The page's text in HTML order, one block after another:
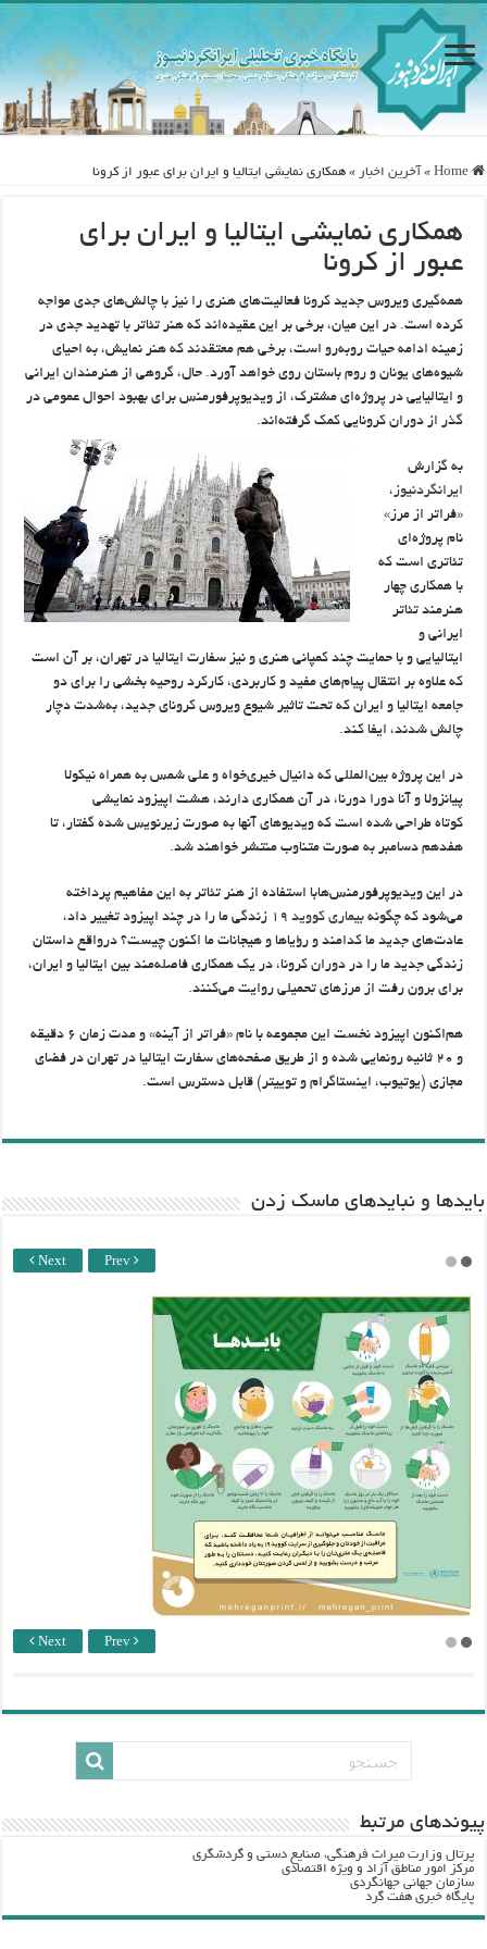
Home
» آخرین اخبار » همکاری نمایشی ایتالیا و ایران برای عبور از کرونا
همکاری نمایشی ایتالیا و ایران برای
عبور از کرونا
همه‌گیری ویروس جدید کرونا فعالیت‌های هنری را نیز با چالش‌های جدی مواجه
کرده است. در این میان، برخی بر این عقیده‌اند که هنر تئاتر با تهدید جدی در
زمینه ادامه حیات روبه‌رو است، برخی هم معتقدند که هنر نمایش، به احیای
شیوه‌های یونان و روم باستان روی خواهد آورد. حال، گروهی از هنرمندان ایرانی
و ایتالیایی در پروژه‌ای مشترک، از ویدیوپرفورمنس برای بهبود احوال عمومی در
گذر از دوران کرونایی کمک گرفته‌اند.
به گزارش
ایرانگردنیوز،
«فراتر از مرز»
نام پروژه‌ای
تئاتری است که
با همکاری چهار
هنرمند تئاتر
ایرانی و
ایتالیایی و با حمایت چند کمپانی هنری و نیز سفارت ایتالیا در تهران، بر آن است
که علاوه بر انتقال پیام‌های مفید و کاربردی، کارکرد روحیه بخشی را برای دو
جامعه ایتالیا و ایران که تحت تاثیر شیوع ویروس کرونای جدید، به‌شدت دچار
چالش شدند، ایفا کند.
در این پروژه بین‌المللی که دانیال خیری‌خواه و علی شمس به همراه نیکولا
پیانزولا و آنا دورا دورنا، در آن همکاری دارند، هشت اپیزود نمایشی
کوتاه طراحی شده است که ویدیوهای آنها به صورت زیرنویس شده گفتار، تا
هفدهم دسامبر به صورت متناوب منتشر خواهند شد.
در این ویدیوپرفورمنس‌هابا استفاده از هنر تئاتر به این مفاهیم پرداخته
می‌شود که چگونهبیماری کووید ۱۹
زندگی ما را در چند اپیزود تغییر داد،
عادت‌های جدید ما کدامند و رؤیاها و هیجانات ما اکنون چیست؟ درواقع داستان
زندگی جدید ما را در دوران کرونا، در یک همکاری فاصله‌مند بین ایتالیا و ایران،
برای برون رفت از مرزهای تحمیلی روایت می‌کنند.
هم‌اکنون اپیزود نخست این مجموعه با نام «فراتر از آینه» و مدت زمان ۶ دقیقه
و ۲۰ ثانیه رونمایی شده و از طریق صفحه‌های سفارت ایتالیا در تهران در فضای
مجازی (یوتیوب، اینستاگرام و توییتر) قابل دسترس است.
باید‌ها و نبایدهای ماسک زدن
Next Prev
Next Prev
پيوندهاي مرتبط
پرتال وزارت ميراث فرهنگي، صنایع دستی و گردشگري
مرکز امور مناطق آزاد و ویژه اقتصادی
سازمان جهانی جهانگردی
پایگاه خبری هفت گرد